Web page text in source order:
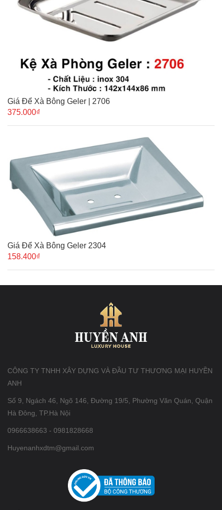
Giá Để Xà Bông Geler | 2706
375.000₫
Giá Để Xà Bông Geler 2304
158.400₫
CÔNG TY TNHH XÂY DỰNG VÀ ĐẦU TƯ THƯƠNG MẠI HUYỀN
ANH
Số 9, Ngách 46, Ngõ 146, Đường 19/5, Phường Văn Quán, Quận
Hà Đông, TP.Hà Nội
0966638663 - 0981828668
Huyenanhxdtm@gmail.com